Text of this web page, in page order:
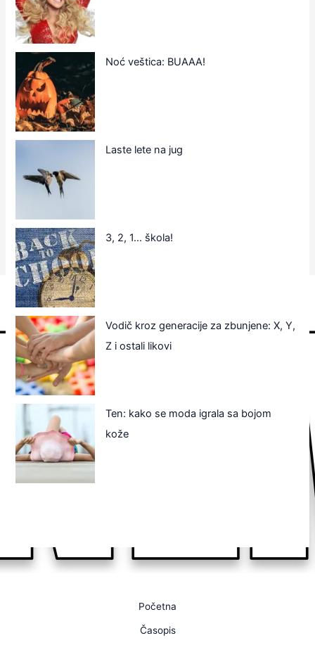
Noć veštica: BUAAA!
Laste lete na jug
3, 2, 1… škola!
Vodič kroz generacije za zbunjene: X, Y,
Z i ostali likovi
Ten: kako se moda igrala sa bojom
kože
Početna
Časopis